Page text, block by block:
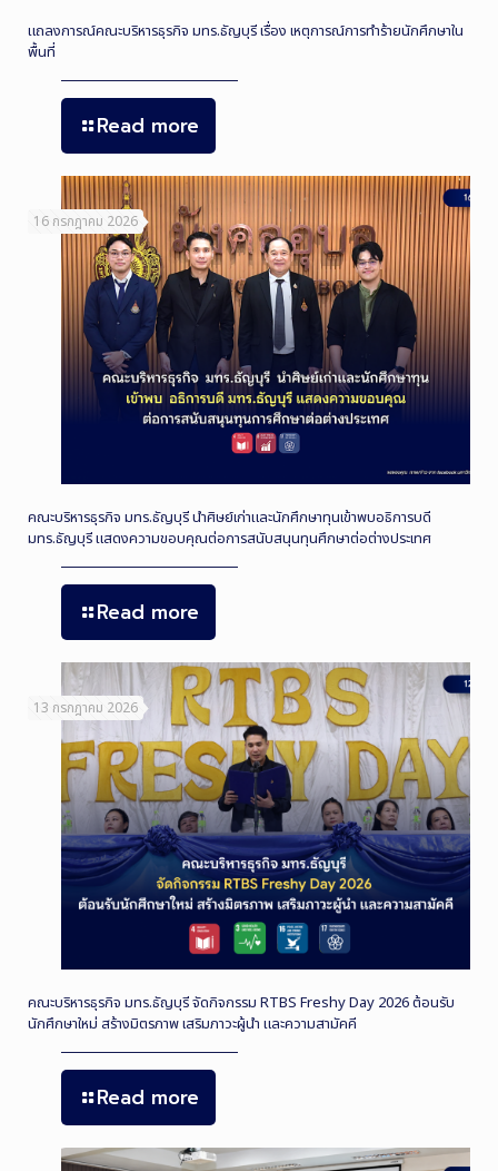
แถลงการณ์คณะบริหารธุรกิจ มทร.ธัญบุรี เรื่อง เหตุการณ์การทำร้ายนักศึกษาใน
พื้นที่
Read more
16 กรกฎาคม 2026
คณะบริหารธุรกิจ มทร.ธัญบุรี นำศิษย์เก่าและนักศึกษาทุนเข้าพบอธิการบดี
มทร.ธัญบุรี แสดงความขอบคุณต่อการสนับสนุนทุนศึกษาต่อต่างประเทศ
Read more
13 กรกฎาคม 2026
คณะบริหารธุรกิจ มทร.ธัญบุรี จัดกิจกรรม RTBS Freshy Day 2026 ต้อนรับ
นักศึกษาใหม่ สร้างมิตรภาพ เสริมภาวะผู้นำ และความสามัคคี
Read more